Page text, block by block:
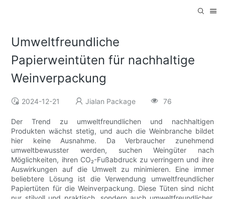
Umweltfreundliche
Papierweintüten für nachhaltige
Weinverpackung
2024-12-21 Jialan Package 76
Der Trend zu umweltfreundlichen und nachhaltigen
Produkten wächst stetig, und auch die Weinbranche bildet
hier keine Ausnahme. Da Verbraucher zunehmend
umweltbewusster werden, suchen Weingüter nach
Möglichkeiten, ihren CO₂-Fußabdruck zu verringern und ihre
Auswirkungen auf die Umwelt zu minimieren. Eine immer
beliebtere Lösung ist die Verwendung umweltfreundlicher
Papiertüten für die Weinverpackung. Diese Tüten sind nicht